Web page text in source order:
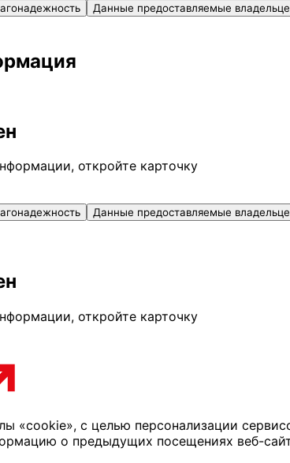
Данные предоставляемые
откройте карточку
Данные предоставляемые
откройте карточку
«cookie», с целью персонализации
о предыдущих посещениях веб-